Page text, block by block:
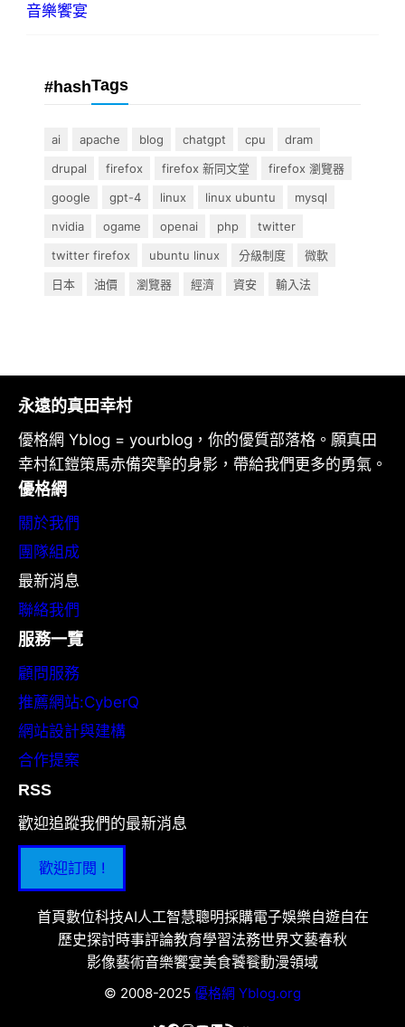
音樂饗宴
#hashTags
ai apache blog chatgpt cpu
dram
drupal
firefox firefox 新同文堂
firefox 瀏覽器
google
gpt-4 linux linux ubuntu
mysql
nvidia
ogame openai php
twitter
twitter firefox
ubuntu linux 分級制度
微軟
日本
油價 瀏覽器 經濟 資安 輸入法
永遠的真田幸村
優格網 Yblog = yourblog，你的優質部落格。願真田
幸村紅鎧策馬赤備突擊的身影，帶給我們更多的勇氣。
優格網
關於我們
團隊組成
最新消息
聯絡我們
服務一覽
顧問服務
推薦網站:CyberQ
網站設計與建構
合作提案
RSS
歡迎追蹤我們的最新消息
歡迎訂閱 !
首頁數位科技AI人工智慧聰明採購電子娛樂自遊自在
歷史探討時事評論教育學習法務世界文藝春秋
影像藝術音樂饗宴美食饕餮動漫領域
© 2008-2025 優格網 Yblog.org